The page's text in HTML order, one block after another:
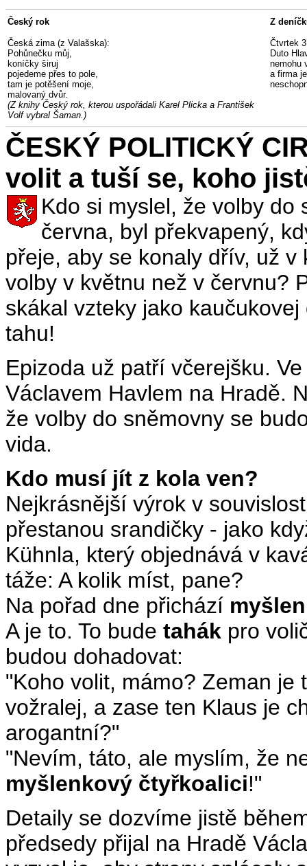
Český rok
Česká zima (z Valašska):
Pohůnečku můj,
koníčky širuj
pojedeme přes to pole,
tam je potěšení moje,
malovaný dvůr.
(Z knihy Český rok, kterou uspořádali Karel Plicka a František
Volf vybral Šaman.)
Z
Čtvrtek
Duto
nemohu
a firma
ČESKÝ POLITICKÝ
volit a tuší se, koho
Kdo si myslel, že volby do
června, byl překvapený,
přeje, aby se konaly dřív, už
volby v květnu než v červnu?
skákal vzteky jako
tahu!
Epizoda už patří včerejšku.
Václavem Havlem na Hradě.
že volby do sněmovny se
vida.
Kdo musí jít z kola ven?
Nejkrásnější výrok v
přestanou srandičky - jako
Kühnla, který objednává v
táže: A kolik míst, pane?
Na pořad dne přichází
A je to. To bude tahák pro
budou dohadovat:
"Koho volit, mámo? Zeman je
vožralej, a zase ten Klaus je
arogantní?"
"Nevím, táto, ale myslím, že
myšlenkový čtyřkoalici!"
Detaily se dozvíme jistě
předsedy přijal na Hradě